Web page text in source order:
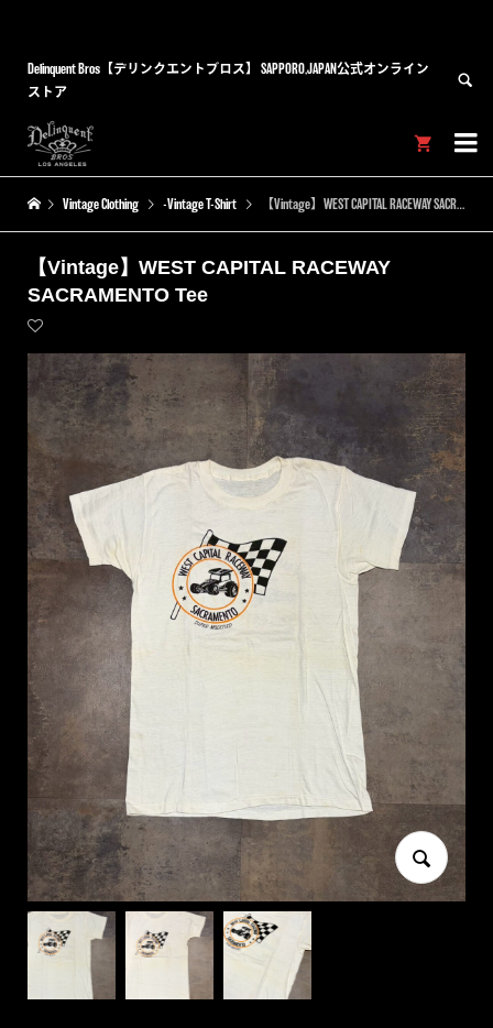
Delinquent Bros【デリンクエントブロス】 SAPPORO,JAPAN公式オンライン
ストア


Vintage Clothing -Vintage T-Shirt 【Vintage】WEST CAPITAL RACEWAY SACRAMENTO Tee
【Vintage】WEST CAPITAL RACEWAY
SACRAMENTO Tee